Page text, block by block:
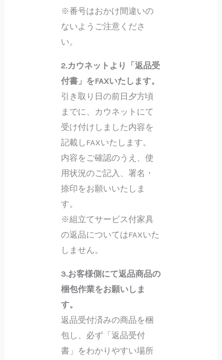
※番号はおかけ間違いの
ないようご注意くださ
い。
2.カウネットより「返品受
付書」をFAXいたします。
引き取り日の前日夕方頃
までに、カウネットにて
受け付けしました内容を
記載しFAXいたします。
内容をご確認のうえ、使
用状況のご記入、署名・
捺印をお願いいたしま
す。
※組立てサービス付家具
の返品についてはFAXいた
しません。
3.お客様側にて返品商品の
梱包作業をお願いしま
す。
返品受付済みの商品を梱
包し、必ず「返品受付
書」をわかりやすい場所